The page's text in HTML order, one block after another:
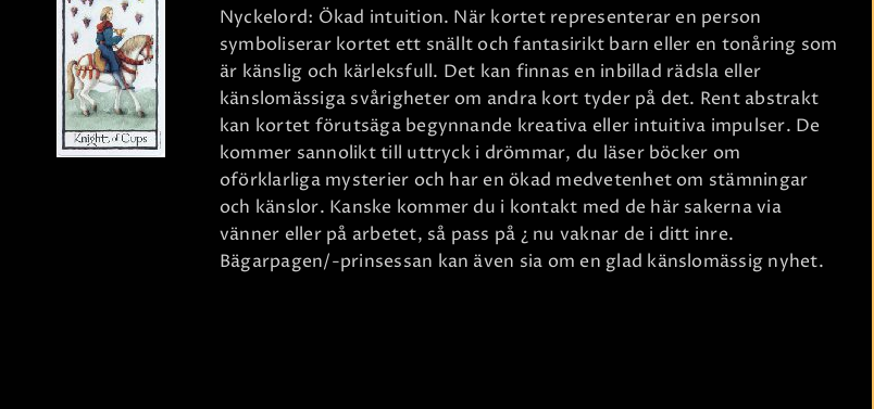
Nyckelord: Ökad intuition. När kortet representerar en person
symboliserar kortet ett snällt och fantasirikt barn eller en tonåring som
är känslig och kärleksfull. Det kan finnas en inbillad rädsla eller
känslomässiga svårigheter om andra kort tyder på det. Rent abstrakt
kan kortet förutsäga begynnande kreativa eller intuitiva impulser. De
kommer sannolikt till uttryck i drömmar, du läser böcker om
oförklarliga mysterier och har en ökad medvetenhet om stämningar
och känslor. Kanske kommer du i kontakt med de här sakerna via
vänner eller på arbetet, så pass på ¿ nu vaknar de i ditt inre.
Bägarpagen/-prinsessan kan även sia om en glad känslomässig nyhet.